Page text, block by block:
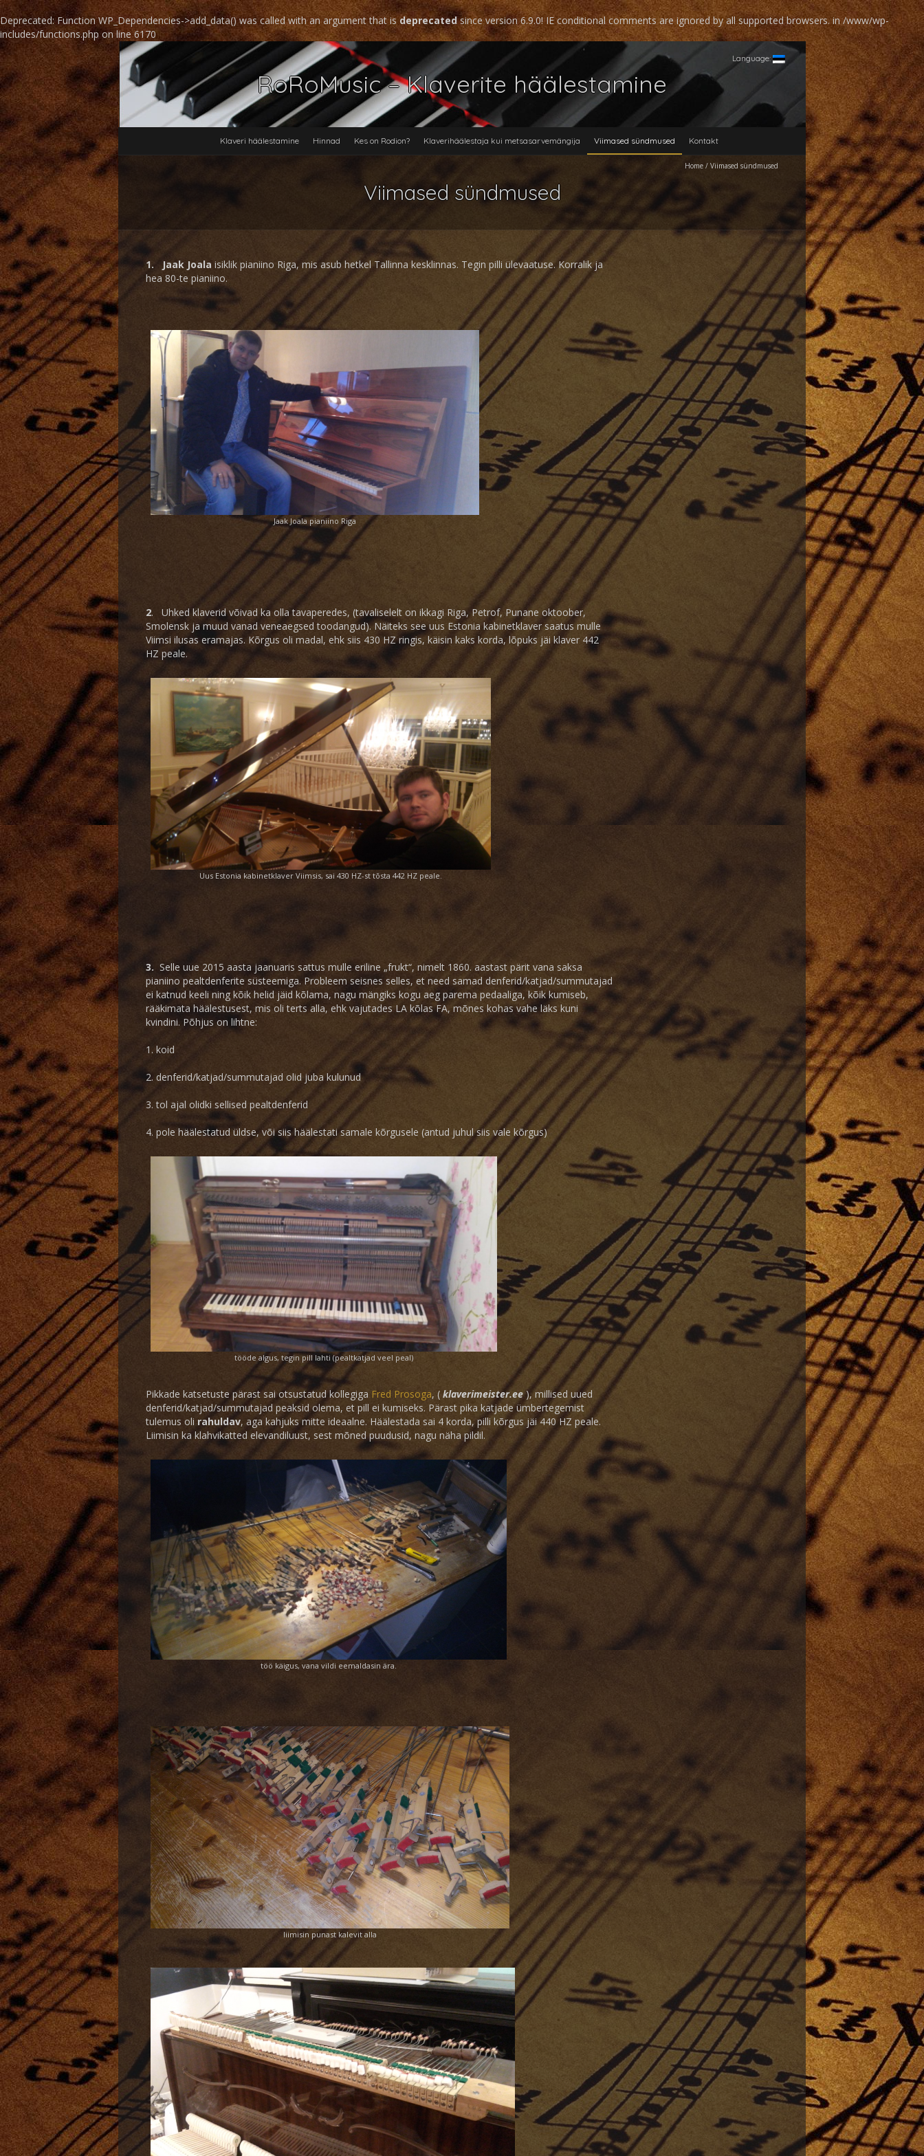
Deprecated: Function WP_Dependencies->add_data() was called with an argument that isdeprecatedsince version 6.9.0! IE conditional comments are ignored by all supported browsers. in/www/wp-
includes/functions.php on line6170
RoRoMusic – Klaverite häälestamine
Klaveri häälestamine Hinnad Kes on Rodion? Klaverihäälestaja kui metsasarvemängija Viimased sündmused Kontakt
Language:
Home / Viimased sündmused
Viimased sündmused
1. Jaak Joala isiklik pianiino Riga, mis asub hetkel Tallinna kesklinnas. Tegin pilli ülevaatuse. Korralik ja
hea 80-te pianiino.
Jaak Joala pianiino Riga
2. Uhked klaverid võivad ka olla tavaperedes, (tavaliselelt on ikkagi Riga, Petrof, Punane oktoober,
Smolensk ja muud vanad veneaegsed toodangud). Näiteks see uus Estonia kabinetklaver saatus mulle
Viimsi ilusas eramajas. Kõrgus oli madal, ehk siis 430 HZ ringis, käisin kaks korda, lõpuks jäi klaver 442
HZ peale.
Uus Estonia kabinetklaver Viimsis, sai 430 HZ-st tõsta 442 HZ peale.
3. Selle uue 2015 aasta jaanuaris sattus mulle eriline „frukt“, nimelt 1860. aastast pärit vana saksa
pianiino pealtdenferite süsteemiga. Probleem seisnes selles, et need samad denferid/katjad/summutajad
ei katnud keeli ning kõik helid jäid kõlama, nagu mängiks kogu aeg parema pedaaliga, kõik kumiseb,
rääkimata häälestusest, mis oli terts alla, ehk vajutades LA kõlas FA, mõnes kohas vahe läks kuni
kvindini. Põhjus on lihtne:
1. koid
2. denferid/katjad/summutajad olid juba kulunud
3. tol ajal olidki sellised pealtdenferid
4. pole häälestatud üldse, või siis häälestati samale kõrgusele (antud juhul siis vale kõrgus)
tööde algus, tegin pill lahti (pealtkatjad veel peal)
Pikkade katsetuste pärast sai otsustatud kollegiga Fred Prosoga, ( klaverimeister.ee), millised uued
denferid/katjad/summutajad peaksid olema, et pill ei kumiseks. Pärast pika katjade ümbertegemist
tulemus oli rahuldav, aga kahjuks mitte ideaalne. Häälestada sai 4 korda, pilli kõrgus jäi 440 HZ peale.
Liimisin ka klahvikatted elevandiluust, sest mõned puudusid, nagu näha pildil.
töö käigus, vana vildi eemaldasin ära.
liimisin punast kalevit alla